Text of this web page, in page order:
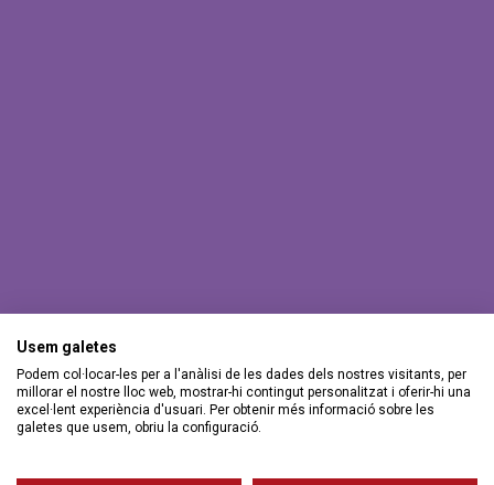
Usem galetes
Podem col·locar-les per a l'anàlisi de les dades dels nostres visitants, per
millorar el nostre lloc web, mostrar-hi contingut personalitzat i oferir-hi una
excel·lent experiència d'usuari. Per obtenir més informació sobre les
galetes que usem, obriu la configuració.